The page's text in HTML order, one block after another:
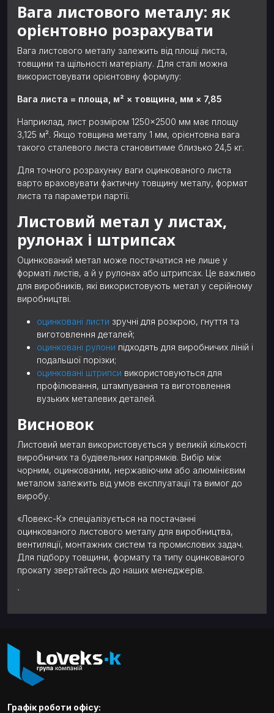
Вага листового металу: як
орієнтовно розрахувати
Вага листового металу залежить від площі листа,
товщини та щільності матеріалу. Для сталі можна
використовувати орієнтовну формулу:
Вага листа = площа, м² × товщина, мм × 7,85
Наприклад, лист розміром 1250×2500 мм має площу
3,125 м². Якщо товщина металу 1 мм, орієнтовна вага
такого сталевого листа становитиме близько 24,5 кг.
Для точного розрахунку ваги оцинкованого листа
варто враховувати фактичну товщину металу, формат
листа та параметри партії.
Листовий метал у листах,
рулонах і штрипсах
Оцинкований метал може постачатися не лише у
форматі листів, а й у рулонах або штрипсах. Це важливо
для виробників, які використовують метал у серійному
виробництві.
оцинковані листи зручні для розкрою, гнуття та
виготовлення деталей;
оцинковані рулони підходять для виробничих ліній і
подальшої порізки;
оцинковані штрипси використовуються для
профілювання, штампування та виготовлення
вузьких металевих деталей.
Висновок
Листовий метал використовується у великій кількості
виробничих та будівельних напрямків. Вибір між
чорним, оцинкованим, нержавіючим або алюмінієвим
металом залежить від умов експлуатації та вимог до
виробу.
«Ловекс-К» спеціалізується на постачанні
оцинкованого листового металу для виробництва,
вентиляції, монтажних систем та промислових задач.
Для підбору товщини, формату та типу оцинкованого
прокату звертайтесь до наших менеджерів.
`
Графік роботи офісу: